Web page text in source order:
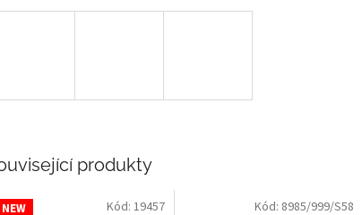
produkty
NEW Kód: 19457 Kód: 8985/999/S58